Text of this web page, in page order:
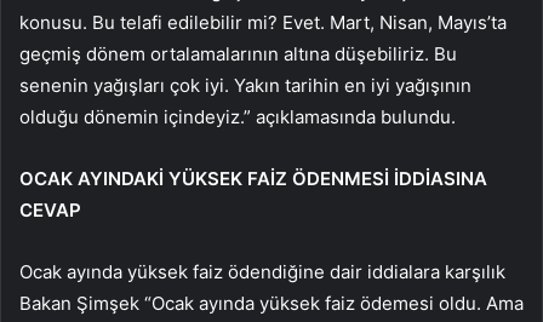
konusu. Bu telafi edilebilir mi? Evet. Mart, Nisan, Mayıs’ta
geçmiş dönem ortalamalarının altına düşebiliriz. Bu
senenin yağışları çok iyi. Yakın tarihin en iyi yağışının
olduğu dönemin içindeyiz.” açıklamasında bulundu.
OCAK AYINDAKİ YÜKSEK FAİZ ÖDENMESİ İDDİASINA
CEVAP
Ocak ayında yüksek faiz ödendiğine dair iddialara karşılık
Bakan Şimşek “Ocak ayında yüksek faiz ödemesi oldu. Ama